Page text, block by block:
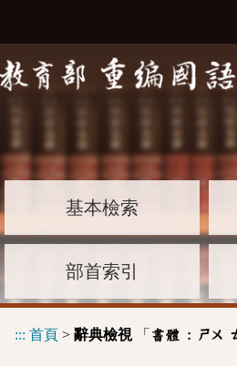
基本檢索
部首索引
::: 首頁 > 辭典檢視「 書體 : ㄕㄨ